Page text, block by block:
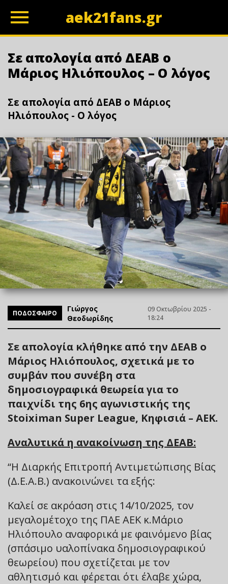
aek21fans.gr
Σε απολογία από ΔΕΑΒ ο
Μάριος Ηλιόπουλος – Ο λόγος
Σε απολογία από ΔΕΑΒ ο Μάριος
Ηλιόπουλος - Ο λόγος
ΠΟΔΟΣΦΑΙΡΟ
Γιώργος
Θεοδωρίδης
09 Οκτωβρίου 2025 -
18:24
Σε απολογία κλήθηκε από την ΔΕΑΒ ο
Μάριος Ηλιόπουλος, σχετικά με το
συμβάν που συνέβη στα
δημοσιογραφικά θεωρεία για το
παιχνίδι της 6ης αγωνιστικής της
Stoiximan Super League, Κηφισιά – ΑΕΚ.
Αναλυτικά η ανακοίνωση της ΔΕΑΒ:
“Η Διαρκής Επιτροπή Αντιμετώπισης Βίας
(Δ.Ε.Α.Β.) ανακοινώνει τα εξής:
Καλεί σε ακρόαση στις 14/10/2025, τον
μεγαλομέτοχο της ΠΑΕ ΑΕΚ κ.Μάριο
Ηλιόπουλο αναφορικά με φαινόμενο βίας
(σπάσιμο υαλοπίνακα δημοσιογραφικού
θεωρείου) που σχετίζεται με τον
αθλητισμό και φέρεται ότι έλαβε χώρα,